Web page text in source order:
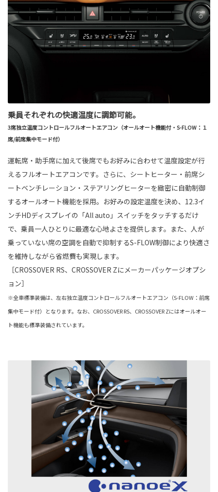
乗員それぞれの快適温度に調節可能。
3席独立温度コントロールフルオートエアコン（オールオート機能付・S-FLOW：１
席/前席集中モード付）
運転席・助手席に加えて後席でもお好みに合わせて温度設定が行
えるフルオートエアコンです。さらに、シートヒーター・前席シ
ートベンチレーション・ステアリングヒーターを緻密に自動制御
するオールオート機能を採用。お好みの設定温度を決め、12.3イ
ンチHDディスプレイの「All auto」スイッチをタッチするだけ
で、乗員一人ひとりに最適な心地よさを提供します。また、人が
乗っていない席の空調を自動で抑制するS-FLOW制御により快適さ
を維持しながら省燃費も実現します。
［CROSSOVER RS、CROSSOVER Zにメーカーパッケージオプシ
ョン］
※全車標準装備は、︎左右独立温度コントロールフルオートエアコン（S-FLOW：前席
集中モード付）となります。なお、CROSSOVER RS、CROSSOVER Zにはオールオー
ト機能も標準装備されています。